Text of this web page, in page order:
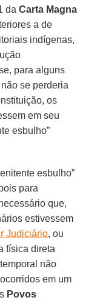
daCarta Magna
a de
indígenas,
para alguns
se perderia
os
em seu
esbulho”
esbulho”
para
que,
estivessem
Judiciário, ou
física direta
não
em um
Povos